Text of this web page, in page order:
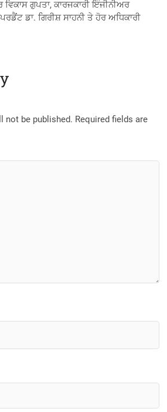
ਵਿਕਾਸ ਗੁਪਤਾ, ਕਾਰਜਕਾਰੀ ਇੰਜੀਨੀਅਰ
ਡਾ. ਗਿਰੀਸ਼ ਸਾਹਨੀ ਤੇ ਹੋਰ ਅਧਿਕਾਰੀ
not be published. Required fields are